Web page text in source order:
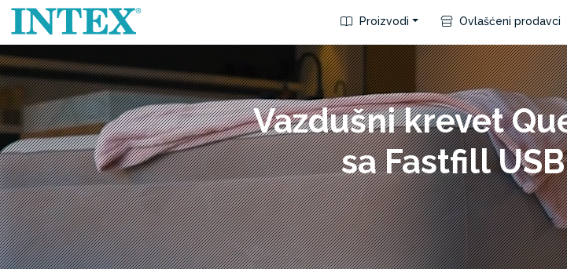
Proizvodi Ovlašćeni prodavci
Vazdušni krevet
sa Fastfill